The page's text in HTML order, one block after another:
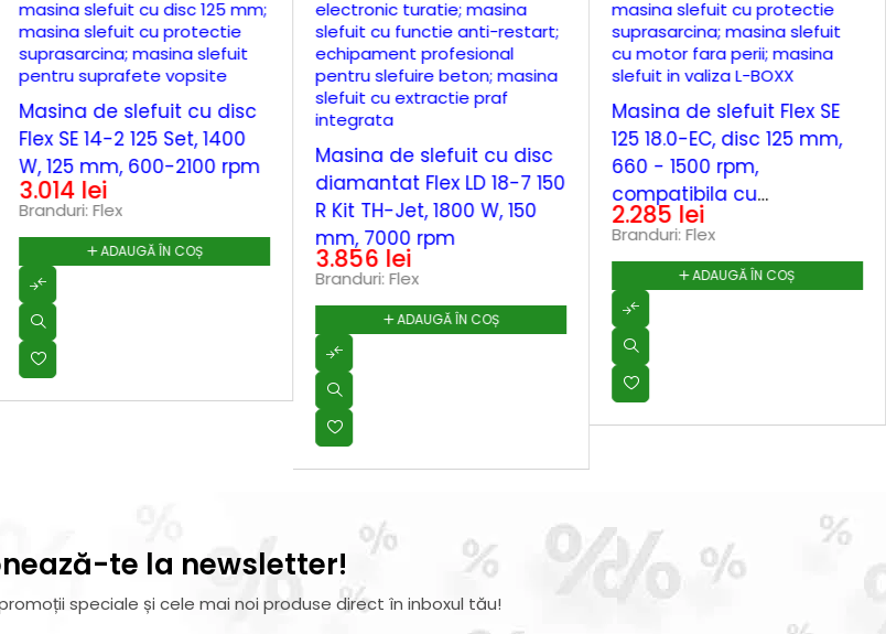
Masina de slefuit cu disc
Flex SE 14-2 125 Set, 1400
W, 125 mm, 600-2100 rpm
3.014 lei
Branduri:Flex
ADAUGĂ ÎN COȘ
Masina de slefuit cu disc
diamantat Flex LD 18-7 150
R Kit TH-Jet, 1800 W, 150
mm, 7000 rpm
3.856 lei
Branduri:Flex
ADAUGĂ ÎN COȘ
Masina de slefuit Flex SE
125 18.0-EC, disc 125 mm,
660 - 1500 rpm,
compatibila cu
acumulatori Li-Ion 18 V, in
2.285 lei
Branduri:Flex
ADAUGĂ ÎN COȘ
te la newsletter!
speciale și cele mai noi produse direct în inboxul tău!